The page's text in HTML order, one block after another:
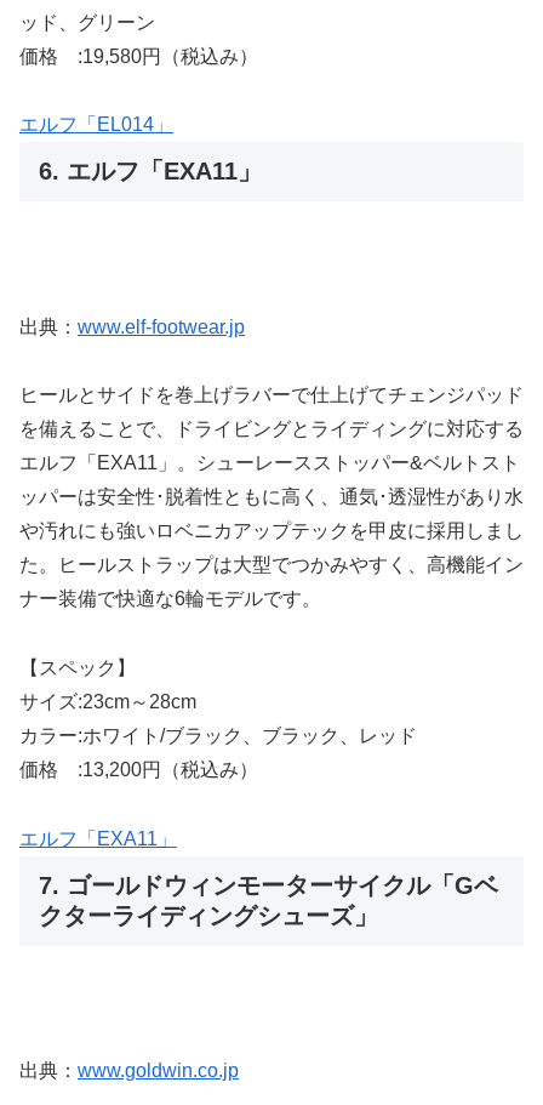
ッド、グリーン
価格 :19,580円（税込み）
エルフ「EL014」
6. エルフ「EXA11」
出典： www.elf-footwear.jp
ヒールとサイドを巻上げラバーで仕上げてチェンジパッド
を備えることで、ドライビングとライディングに対応する
エルフ「EXA11」。シューレースストッパー&ベルトスト
ッパーは安全性･脱着性ともに高く、通気･透湿性があり水
や汚れにも強いロベニカアップテックを甲皮に採用しまし
た。ヒールストラップは大型でつかみやすく、高機能イン
ナー装備で快適な6輪モデルです。
【スペック】
サイズ:23cm～28cm
カラー:ホワイト/ブラック、ブラック、レッド
価格 :13,200円（税込み）
エルフ「EXA11」
7. ゴールドウィンモーターサイクル「Gベ
クターライディングシューズ」
出典： www.goldwin.co.jp